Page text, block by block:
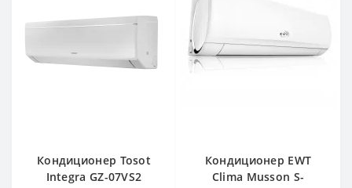
Кондиционер Tosot
Integra GZ-07VS2
Кондиционер EWT
Clima Musson S-